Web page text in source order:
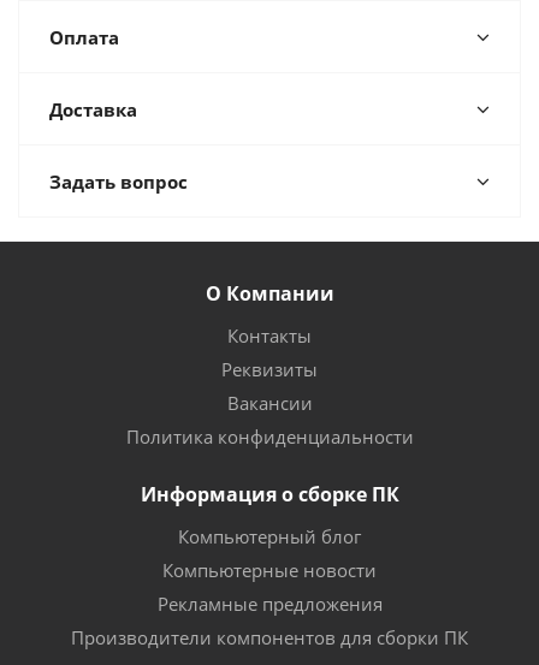
Оплата
Доставка
Задать вопрос
О Компании
Контакты
Реквизиты
Вакансии
Политика конфиденциальности
Информация о сборке ПК
Компьютерный блог
Компьютерные новости
Рекламные предложения
Производители компонентов для сборки ПК